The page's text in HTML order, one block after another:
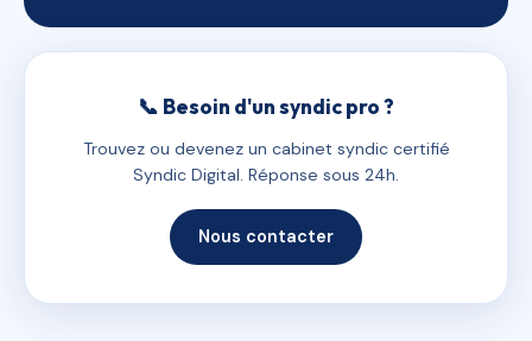
📞 Besoin d'un syndic pro ?
Trouvez ou devenez un cabinet syndic certifié
Syndic Digital. Réponse sous 24h.
Nous contacter